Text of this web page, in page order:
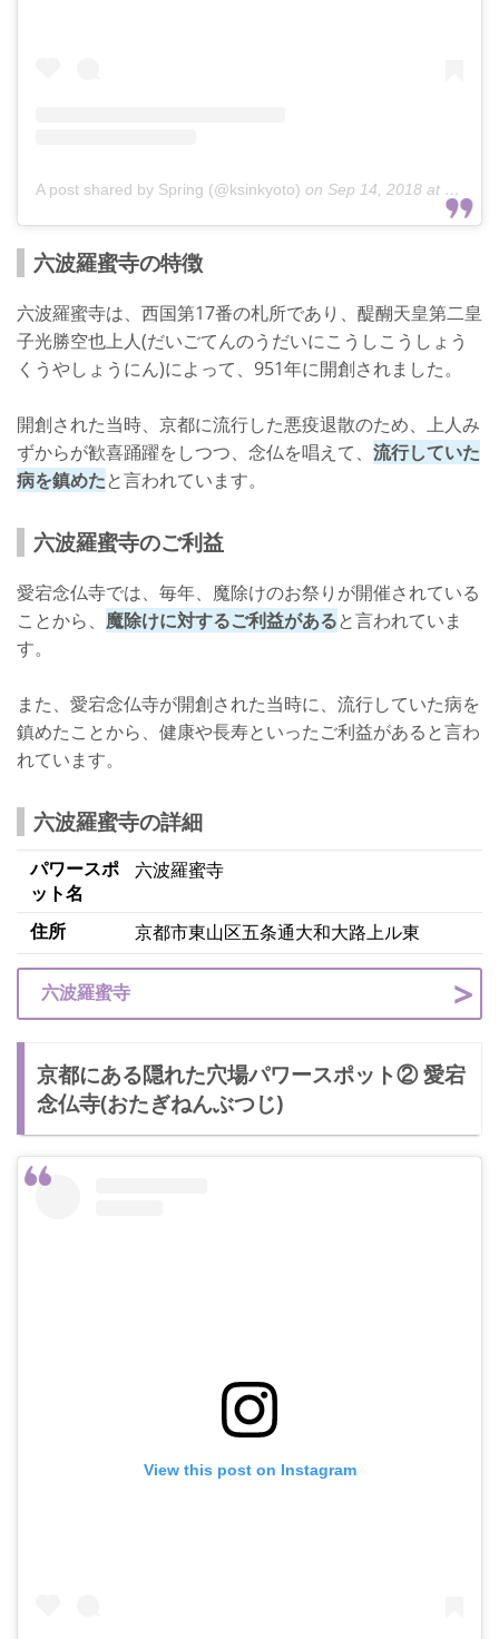
A post shared by Spring (@ksinkyoto) on Sep 14, 2018 at 5:49am PDT
六波羅蜜寺の特徴
六波羅蜜寺は、西国第17番の札所であり、醍醐天皇第二皇
子光勝空也上人(だいごてんのうだいにこうしこうしょう
くうやしょうにん)によって、951年に開創されました。
開創された当時、京都に流行した悪疫退散のため、上人み
ずからが歓喜踊躍をしつつ、念仏を唱えて、 流行していた
病を鎮めたと言われています。
六波羅蜜寺のご利益
愛宕念仏寺では、毎年、魔除けのお祭りが開催されている
ことから、 魔除けに対するご利益があると言われていま
す。
また、愛宕念仏寺が開創された当時に、流行していた病を
鎮めたことから、健康や長寿といったご利益があると言わ
れています。
六波羅蜜寺の詳細
パワースポ
ット名
六波羅蜜寺
住所 京都市東山区五条通大和大路上ル東
六波羅蜜寺
京都にある隠れた穴場パワースポット② 愛宕
念仏寺(おたぎねんぶつじ)
View this post on Instagram